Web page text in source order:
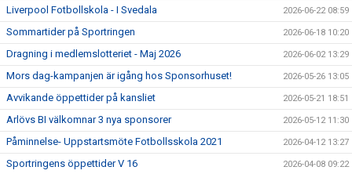
Liverpool Fotbollskola - I Svedala 2026-06-22 08:59
Sommartider på Sportringen 2026-06-18 10:20
Dragning i medlemslotteriet - Maj 2026 2026-06-02 13:29
Mors dag-kampanjen är igång hos Sponsorhuset! 2026-05-26 13:05
Avvikande öppettider på kansliet 2026-05-21 18:51
Arlövs BI välkomnar 3 nya sponsorer 2026-05-12 11:30
Påminnelse- Uppstartsmöte Fotbollsskola 2021 2026-04-12 13:27
Sportringens öppettider V 16 2026-04-08 09:22